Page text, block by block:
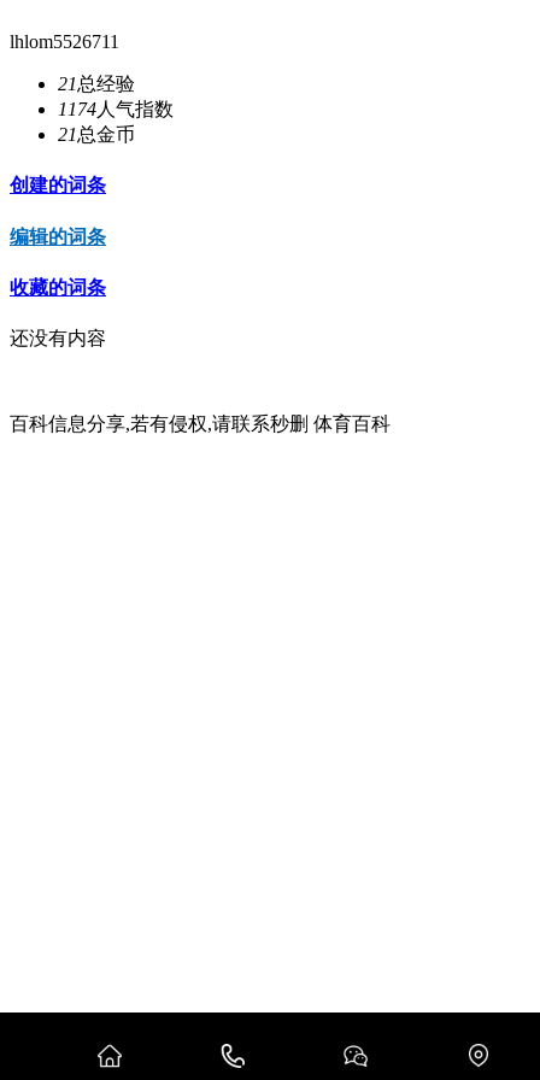
lhlom5526711
21总经验
1174人气指数
21总金币
创建的词条
编辑的词条
收藏的词条
还没有内容
百科信息分享,若有侵权,请联系秒删 体育百科